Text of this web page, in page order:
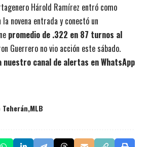
Hárold Ramírez entró como
novena entrada y conectó un
promedio de .322 en 87 turnos al
Guerrero no vio acción este sábado.
nuestro canal de alertas en WhatsApp
MLB